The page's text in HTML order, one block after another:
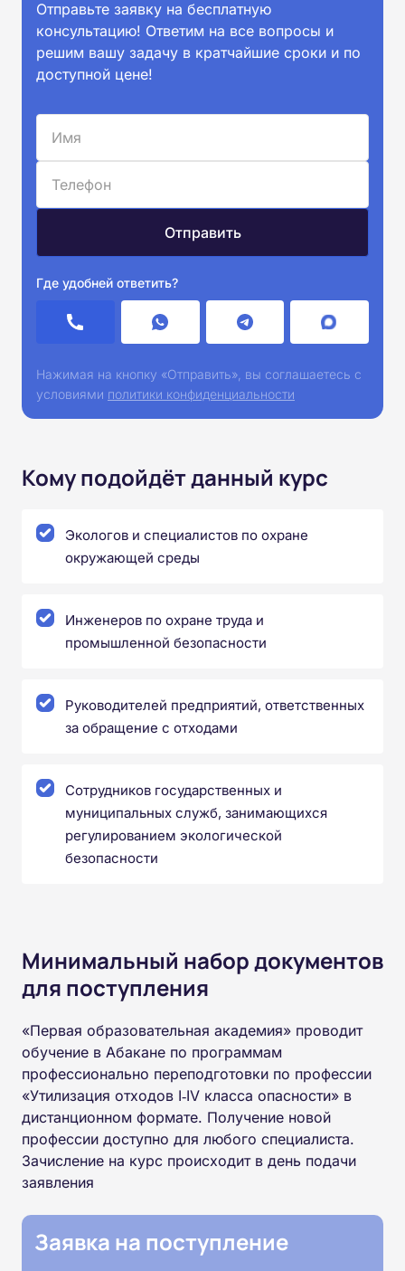
Отправьте заявку на бесплатную
консультацию! Ответим на все вопросы и
решим вашу задачу в кратчайшие сроки и по
доступной цене!
Где удобней ответить?
Нажимая на кнопку «Отправить», вы соглашаетесь с
условиями политики конфиденциальности
Кому подойдёт данный курс
Экологов и специалистов по охране
окружающей среды
Инженеров по охране труда и
промышленной безопасности
Руководителей предприятий, ответственных
за обращение с отходами
Сотрудников государственных и
муниципальных служб, занимающихся
регулированием экологической
безопасности
Минимальный набор документов
для поступления
«Первая образовательная академия» проводит
обучение в Абакане по программам
профессионально переподготовки по профессии
«Утилизация отходов I‑IV класса опасности» в
дистанционном формате. Получение новой
профессии доступно для любого специалиста.
Зачисление на курс происходит в день подачи
заявления
Заявка на поступление